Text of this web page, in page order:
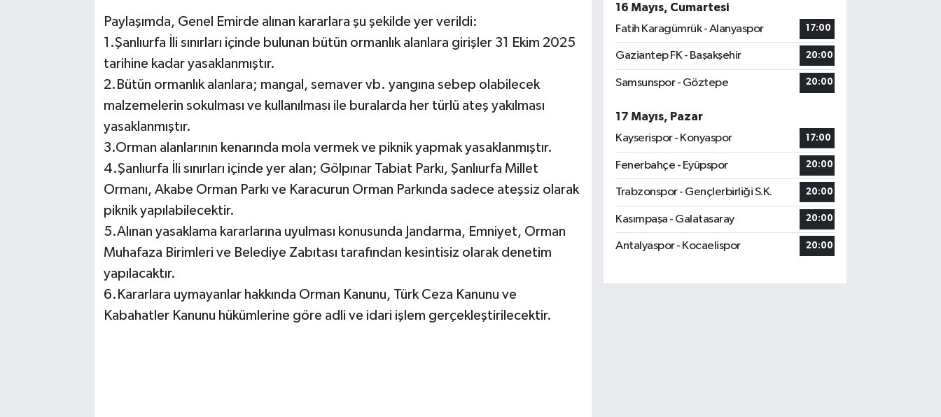
Paylaşımda, Genel Emirde alınan kararlara şu şekilde yer verildi:
1.Şanlıurfa İli sınırları içinde bulunan bütün ormanlık alanlara girişler 31 Ekim 2025
tarihine kadar yasaklanmıştır.
2.Bütün ormanlık alanlara; mangal, semaver vb. yangına sebep olabilecek
malzemelerin sokulması ve kullanılması ile buralarda her türlü ateş yakılması
yasaklanmıştır.
3.Orman alanlarının kenarında mola vermek ve piknik yapmak yasaklanmıştır.
4.Şanlıurfa İli sınırları içinde yer alan; Gölpınar Tabiat Parkı, Şanlıurfa Millet
Ormanı, Akabe Orman Parkı ve Karacurun Orman Parkında sadece ateşsiz olarak
piknik yapılabilecektir.
5.Alınan yasaklama kararlarına uyulması konusunda Jandarma, Emniyet, Orman
Muhafaza Birimleri ve Belediye Zabıtası tarafından kesintisiz olarak denetim
yapılacaktır.
6.Kararlara uymayanlar hakkında Orman Kanunu, Türk Ceza Kanunu ve
Kabahatler Kanunu hükümlerine göre adli ve idari işlem gerçekleştirilecektir.
16 Mayıs, Cumartesi
Fatih Karagümrük - Alanyaspor
17:00
Gaziantep FK - Başakşehir 20:00
Samsunspor - Göztepe 20:00
17 Mayıs, Pazar
Kayserispor - Konyaspor
17:00
Fenerbahçe - Eyüpspor 20:00
Trabzonspor - Gençlerbirliği S.K. 20:00
Kasımpaşa - Galatasaray 20:00
Antalyaspor - Kocaelispor 20:00